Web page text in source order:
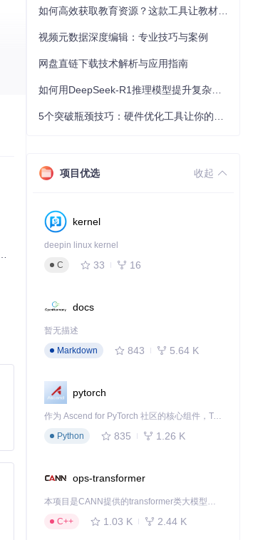
视频元数据深度编辑：专业技巧与案例
网盘直链下载技术解析与应用指南
项目优选 收起
kernel
deepin linux kernel
C
33 16
docs
暂无描述
Markdown
843 5.64 K
pytorch
作为 Ascend for PyTorch 社区的核心组件，TorchNPU 是昇腾专为 PyTorch 打造的深度学习适配插件，使 PyTorch 框架能够直接调用昇腾 NPU，为开发者提供昇腾 AI 处理器的超强算力。
Python
835 1.26 K
ops-transformer
本项目是CANN提供的transformer类大模型算子库，实现网络在NPU上加速计算。
C++
1.03 K 2.44 K